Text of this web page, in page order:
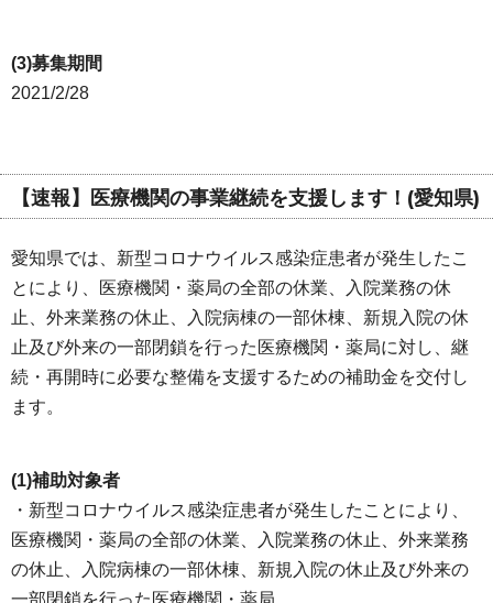
(3)募集期間
2021/2/28
【速報】医療機関の事業継続を支援します！(愛知県)
愛知県では、新型コロナウイルス感染症患者が発生したこ
とにより、医療機関・薬局の全部の休業、入院業務の休
止、外来業務の休止、入院病棟の一部休棟、新規入院の休
止及び外来の一部閉鎖を行った医療機関・薬局に対し、継
続・再開時に必要な整備を支援するための補助金を交付し
ます。
(1)補助対象者
・新型コロナウイルス感染症患者が発生したことにより、
医療機関・薬局の全部の休業、入院業務の休止、外来業務
の休止、入院病棟の一部休棟、新規入院の休止及び外来の